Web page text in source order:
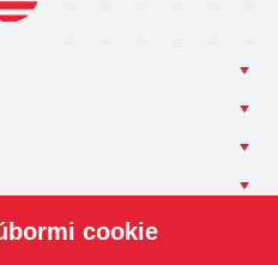
cookie